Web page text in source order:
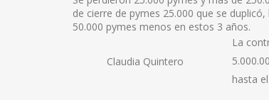
de cierre de pymes 25.000 que se
50.000 pymes menos en estos 3 años.
Claudia Quintero
La
hasta